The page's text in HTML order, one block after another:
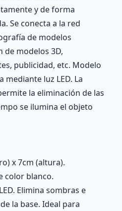
y de forma
Se conecta a la red
de modelos
modelos 3D,
publicidad, etc. Modelo
luz LED. La
la eliminación de las
se ilumina el objeto
x 7cm (altura).
color blanco.
Elimina sombras e
la base. Ideal para